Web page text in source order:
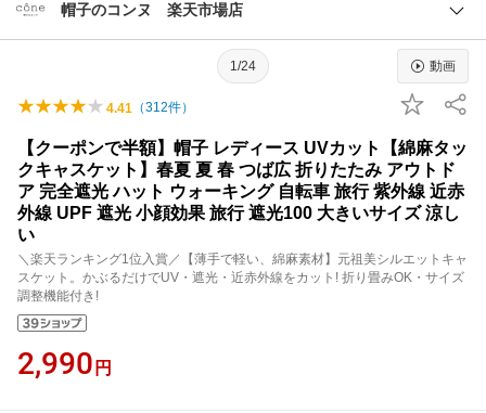
帽子のコンヌ 楽天市場店
1/24 動画
4.41 （312件）
【クーポンで半額】帽子 レディース UVカット【綿麻タッ
クキャスケット】春夏 夏 春 つば広 折りたたみ アウトド
ア 完全遮光 ハット ウォーキング 自転車 旅行 紫外線 近赤
外線 UPF 遮光 小顔効果 旅行 遮光100 大きいサイズ 涼し
い
＼楽天ランキング1位入賞／【薄手で軽い、綿麻素材】元祖美シルエットキャ
スケット。かぶるだけでUV・遮光・近赤外線をカット! 折り畳みOK・サイズ
調整機能付き!
2,990 円